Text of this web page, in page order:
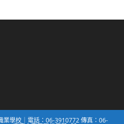
學校｜電話：06-3910772 傳真：06-